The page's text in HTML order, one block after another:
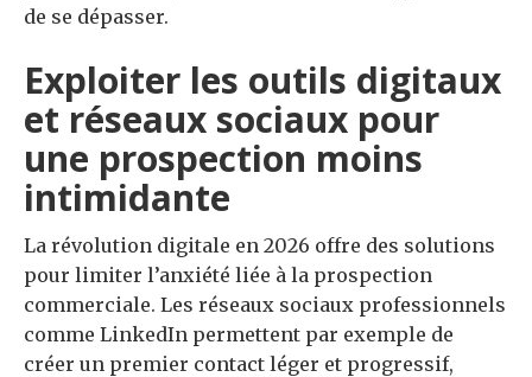
de se dépasser.
Exploiter les outils digitaux
et réseaux sociaux pour
une prospection moins
intimidante
La révolution digitale en 2026 offre des solutions
pour limiter l’anxiété liée à la prospection
commerciale. Les réseaux sociaux professionnels
comme LinkedIn permettent par exemple de
créer un premier contact léger et progressif,